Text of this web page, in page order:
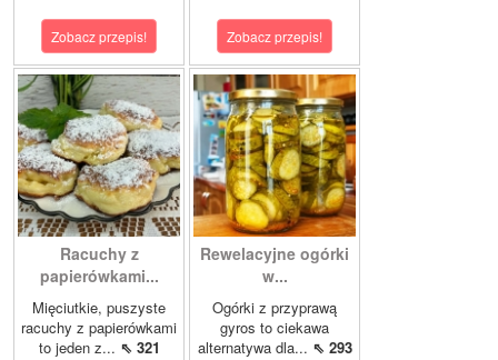
Zobacz przepis! Zobacz przepis!
Racuchy z
papierówkami...
Mięciutkie, puszyste
racuchy z papierówkami
to jeden z... ⇖ 321
Rewelacyjne ogórki
w...
Ogórki z przyprawą
gyros to ciekawa
alternatywa dla... ⇖ 293